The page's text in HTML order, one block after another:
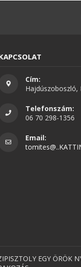
Cím:
Hajdúszoboszló,
Telefonszám:
06 70 298-1356
Email:
EGY ÖRÖK